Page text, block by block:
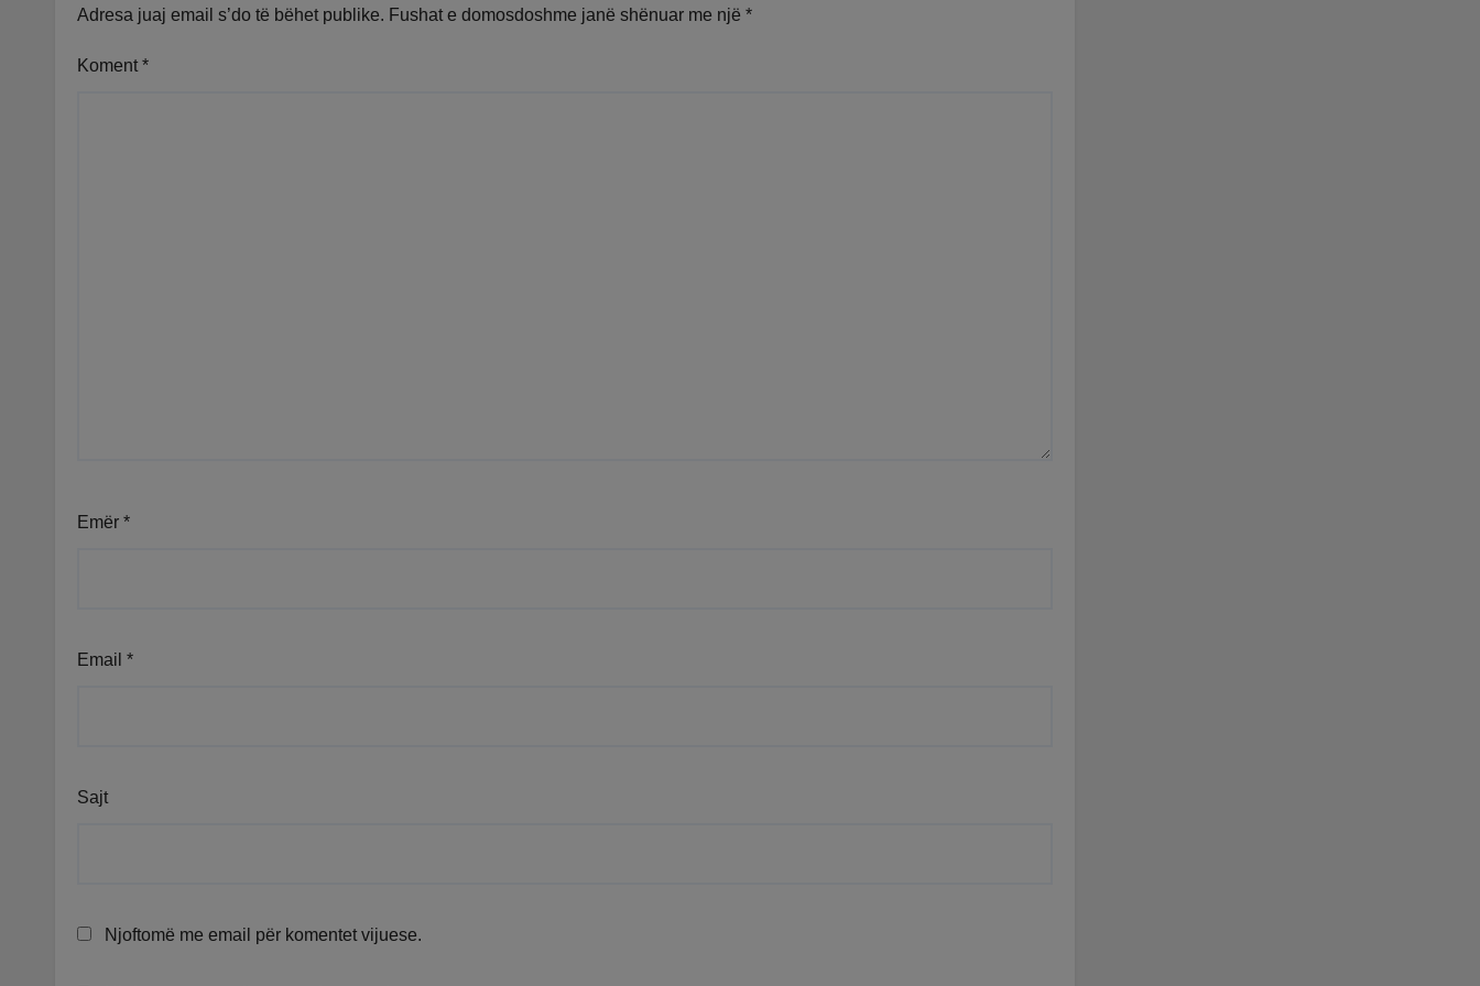
vend
Adresa juaj email s’do të bëhet publike. Fushat e domosdoshme janë shënuar me një *
Koment *
Emër *
Email *
Sajt
Njoftomë me email për komentet vijuese.